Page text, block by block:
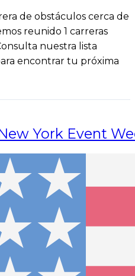
de obstáculos cerca de
reunido 1 carreras
nuestra lista
encontrar tu próxima
York Event